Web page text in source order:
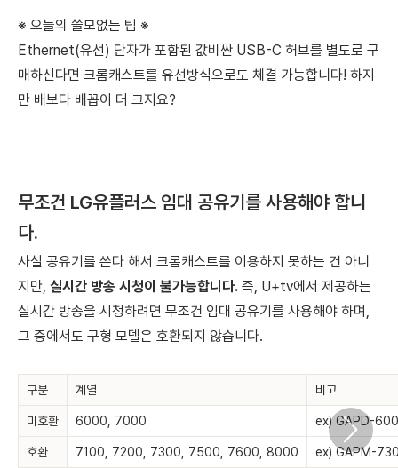
※ 오늘의 쓸모없는 팁 ※
Ethernet(유선) 단자가 포함된 값비싼 USB-C 허브를 별도로 구
매하신다면 크롬캐스트를 유선방식으로도 체결 가능합니다! 하지
만 배보다 배꼽이 더 크지요?
무조건 LG유플러스 임대 공유기를 사용해야 합니
다.
사설 공유기를 쓴다 해서 크롬캐스트를 이용하지 못하는 건 아니
지만, 실시간 방송 시청이 불가능합니다. 즉, U+tv에서 제공하는
실시간 방송을 시청하려면 무조건 임대 공유기를 사용해야 하며,
그 중에서도 구형 모델은 호환되지 않습니다.
구분 계열 비고
미호환 6000, 7000 ex) GAPD-
호환 7100, 7200, 7300, 7500, 7600, 8000 ex) GAPM-